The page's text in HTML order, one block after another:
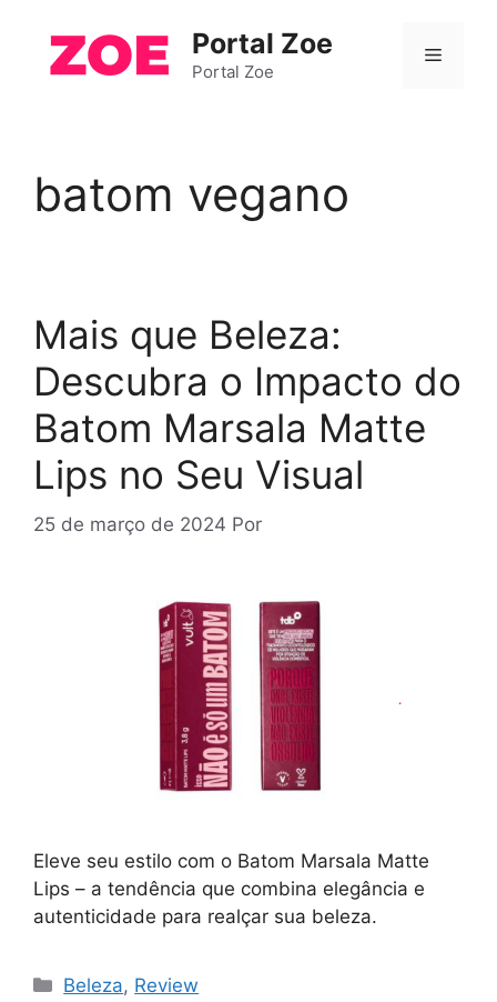
Portal Zoe
Portal Zoe
Menu
batom vegano
Mais que Beleza:
Descubra o Impacto do
Batom Marsala Matte
Lips no Seu Visual
25 de março de 2024 Por
Eleve seu estilo com o Batom Marsala Matte
Lips – a tendência que combina elegância e
autenticidade para realçar sua beleza.
Categorias
Beleza, Review